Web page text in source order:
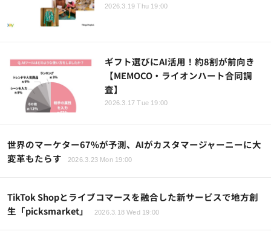
2026.3.19 Thu 19:00
ギフト選びにAI活用！約8割が前向き
【MEMOCO・ライオンハート合同調
査】
2026.3.17 Tue 19:00
世界のマーケター67%が予測、AIがカスタマージャーニーに大
変革もたらす
2026.3.23 Mon 19:00
TikTok Shopとライブコマースを融合した新サービスで地方創
生「picksmarket」
2026.3.18 Wed 19:00